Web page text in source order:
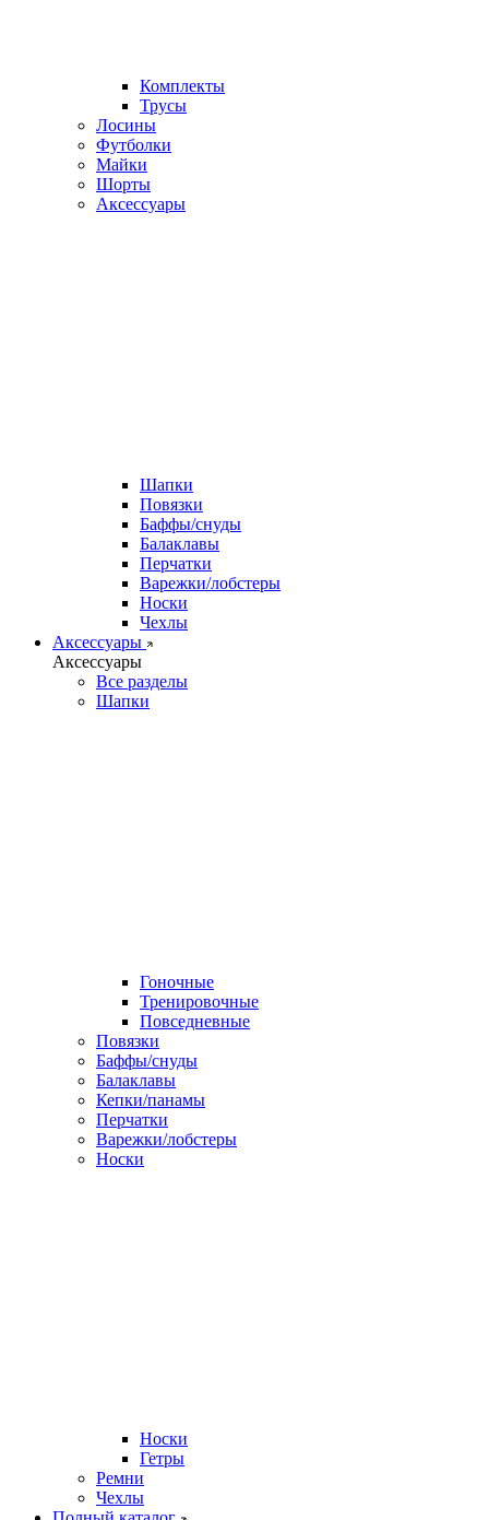
Комплекты
Трусы
Лосины
Футболки
Майки
Шорты
Аксессуары
Шапки
Повязки
Баффы/снуды
Балаклавы
Перчатки
Варежки/лобстеры
Носки
Чехлы
Аксессуары
Аксессуары
Все разделы
Шапки
Гоночные
Тренировочные
Повседневные
Повязки
Баффы/снуды
Балаклавы
Кепки/панамы
Перчатки
Варежки/лобстеры
Носки
Носки
Гетры
Ремни
Чехлы